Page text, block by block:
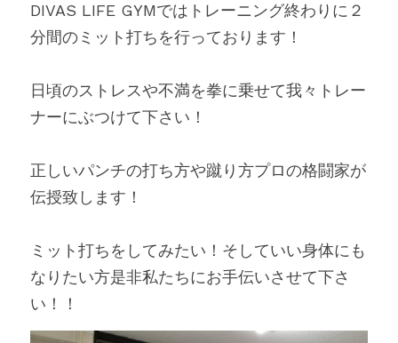
DIVAS LIFE GYMではトレーニング終わりに２
分間のミット打ちを行っております！
日頃のストレスや不満を拳に乗せて我々トレー
ナーにぶつけて下さい！
正しいパンチの打ち方や蹴り方プロの格闘家が
伝授致します！
ミット打ちをしてみたい！そしていい身体にも
なりたい方是非私たちにお手伝いさせて下さ
い！！